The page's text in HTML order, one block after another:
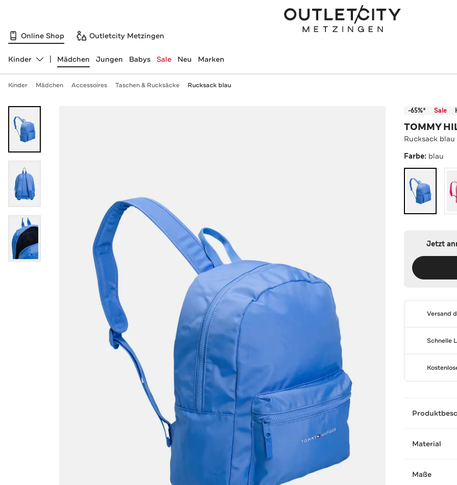
Online Shop Outletcity Metzingen
Abteilung ändern, ausgewählt:
Kinder Mädchen Jungen Babys Sale Neu Marken
Kinder Mädchen Accessoires Taschen & Rucksäcke Rucksack blau
-65%* Sale
TOMMY
Rucksack blau
Farbe: blau
Jetzt
Versand
Schnelle
Material
Maße